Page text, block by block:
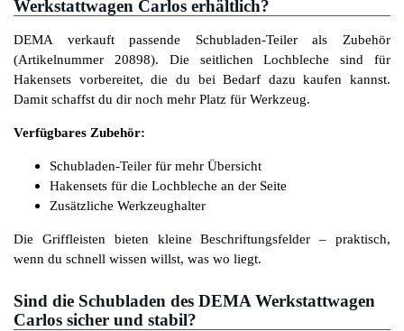
Werkstattwagen Carlos erhältlich?
DEMA verkauft passende Schubladen-Teiler als Zubehör
(Artikelnummer 20898). Die seitlichen Lochbleche sind für
Hakensets vorbereitet, die du bei Bedarf dazu kaufen kannst.
Damit schaffst du dir noch mehr Platz für Werkzeug.
Verfügbares Zubehör:
Schubladen-Teiler für mehr Übersicht
Hakensets für die Lochbleche an der Seite
Zusätzliche Werkzeughalter
Die Griffleisten bieten kleine Beschriftungsfelder – praktisch,
wenn du schnell wissen willst, was wo liegt.
Sind die Schubladen des DEMA Werkstattwagen
Carlos sicher und stabil?